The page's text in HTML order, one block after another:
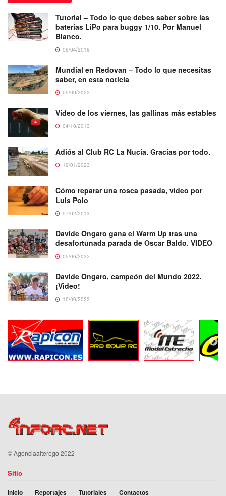
Tutorial – Todo lo que debes saber sobre las
baterías LiPo para buggy 1/10. Por Manuel
Blanco.
09/04/2019
Mundial en Redovan – Todo lo que necesitas
saber, en esta noticia
05/09/2022
Video de los viernes, las gallinas más estables
04/10/2013
Adiós al Club RC La Nucia. Gracias por todo.
19/01/2023
Cómo reparar una rosca pasada, vídeo por
Luis Polo
07/02/2013
Davide Ongaro gana el Warm Up tras una
desafortunada parada de Oscar Baldo. VIDEO
05/06/2022
Davide Ongaro, campeón del Mundo 2022.
¡Video!
10/09/2022
©Agenciaalterego 2022
Sitio
Inicio Reportajes Tutoriales Contactos